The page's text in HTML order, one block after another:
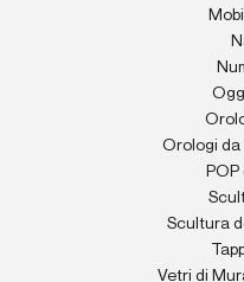
Orologi da
Scultura
Vetri di